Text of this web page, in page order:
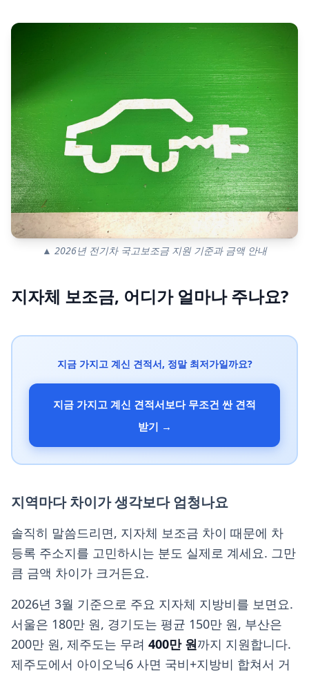
▲ 2026년 전기차 국고보조금 지원 기준과 금액 안내
지자체 보조금, 어디가 얼마나 주나요?
지금 가지고 계신 견적서, 정말 최저가일까요?
지금 가지고 계신 견적서보다 무조건 싼 견적
받기 →
지역마다 차이가 생각보다 엄청나요
솔직히 말씀드리면, 지자체 보조금 차이 때문에 차
등록 주소지를 고민하시는 분도 실제로 계세요. 그만
큼 금액 차이가 크거든요.
2026년 3월 기준으로 주요 지자체 지방비를 보면요.
서울은 180만 원, 경기도는 평균 150만 원, 부산은
200만 원, 제주도는 무려 400만 원까지 지원합니다.
제주도에서 아이오닉6 사면 국비+지방비 합쳐서 거